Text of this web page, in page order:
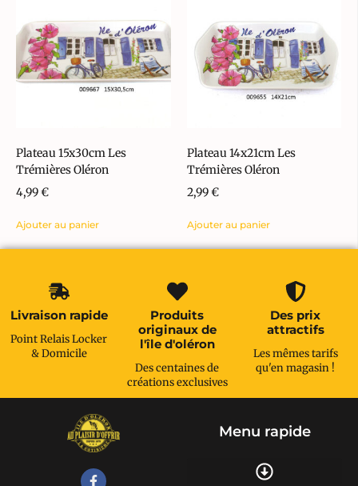
Plateau 15x30cm Les
Trémières Oléron
4,99€
Ajouter au panier
Plateau 14x21cm Les
Trémières Oléron
2,99€
Ajouter au panier
Livraison rapide
Point Relais Locker
& Domicile
Produits
originaux de
l'île d'oléron
Des centaines de
créations exclusives
Des prix
attractifs
Les mêmes tarifs
qu'en magasin !
Menu rapide